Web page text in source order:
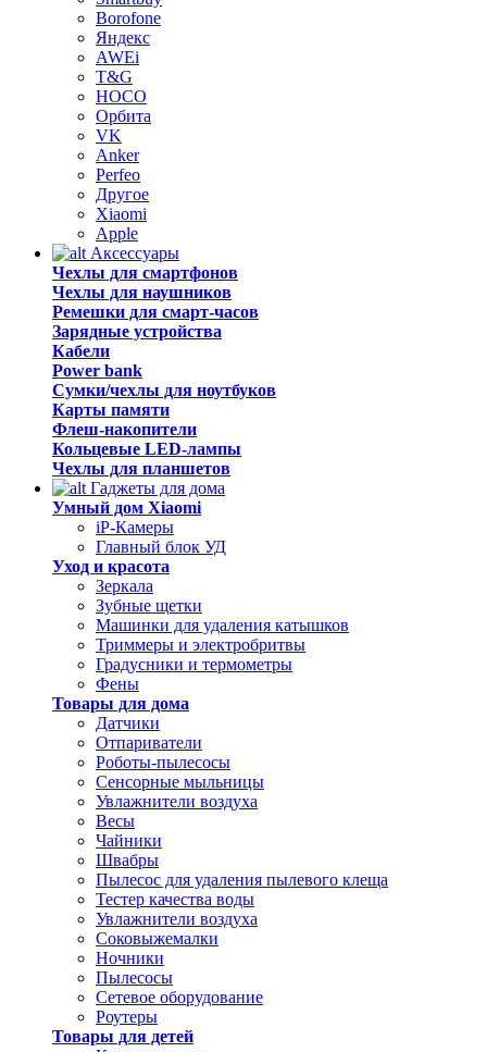
Borofone
Яндекс
AWEi
T&G
HOCO
Орбита
VK
Anker
Perfeo
Другое
Xiaomi
Apple
Аксессуары
Чехлы для смартфонов
Чехлы для наушников
Ремешки для смарт-часов
Зарядные устройства
Кабели
Power bank
Сумки/чехлы для ноутбуков
Карты памяти
Флеш-накопители
Кольцевые LED-лампы
Чехлы для планшетов
Гаджеты для дома
Умный дом Xiaomi
iP-Камеры
Главный блок УД
Уход и красота
Зеркала
Зубные щетки
Машинки для удаления катышков
Триммеры и электробритвы
Градусники и термометры
Фены
Товары для дома
Датчики
Отпариватели
Роботы-пылесосы
Сенсорные мыльницы
Увлажнители воздуха
Весы
Чайники
Швабры
Пылесос для удаления пылевого клеща
Тестер качества воды
Увлажнители воздуха
Соковыжемалки
Ночники
Пылесосы
Сетевое оборудование
Роутеры
Товары для детей